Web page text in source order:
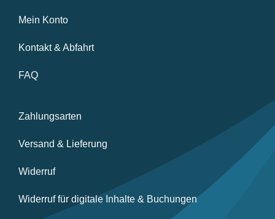
Mein Konto
Kontakt & Abfahrt
FAQ
Zahlungsarten
Versand & Lieferung
Widerruf
Widerruf für digitale Inhalte & Buchungen